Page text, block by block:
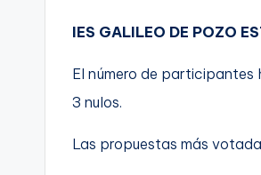
IES GALILEO DE POZO
El número de participantes
3 nulos.
Las propuestas más